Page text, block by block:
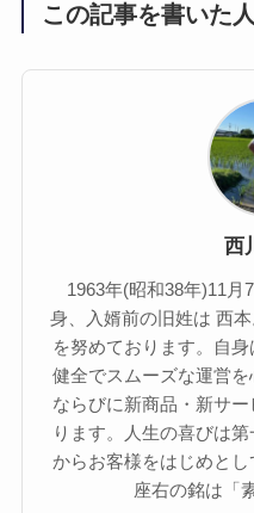
この記事を書いた人
西
1963年(昭和38年)11月
身、入婿前の旧姓は 西
を努めております。自
健全でスムーズな運営
ならびに新商品・新サ
ります。人生の喜びは
からお客様をはじめとし
座右の銘は「